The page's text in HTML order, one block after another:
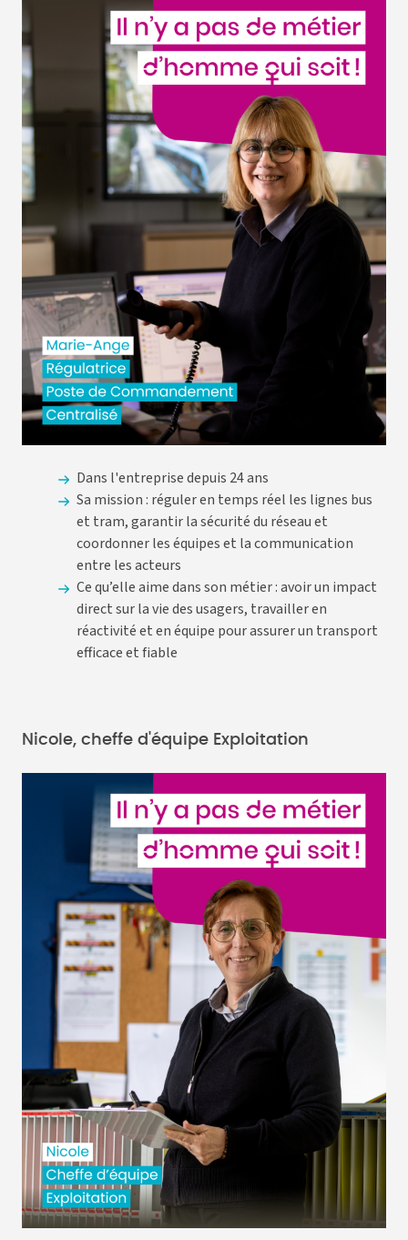
Dans l'entreprise depuis 24 ans
Sa mission : réguler en temps réel les lignes bus
et tram, garantir la sécurité du réseau et
coordonner les équipes et la communication
entre les acteurs
Ce qu’elle aime dans son métier : avoir un impact
direct sur la vie des usagers, travailler en
réactivité et en équipe pour assurer un transport
efficace et fiable
Nicole, cheffe d'équipe Exploitation